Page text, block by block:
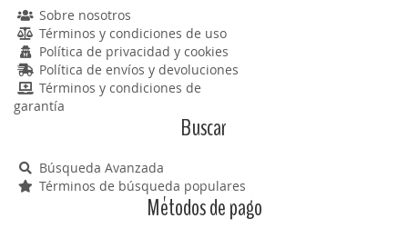
Sobre nosotros
Términos y condiciones de uso
Política de privacidad y cookies
Política de envíos y devoluciones
Términos y condiciones de
garantía
Buscar
Búsqueda Avanzada
Términos de búsqueda populares
Métodos de pago